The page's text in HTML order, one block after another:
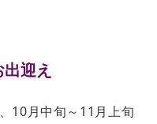
迎え
10月中旬～11月上旬